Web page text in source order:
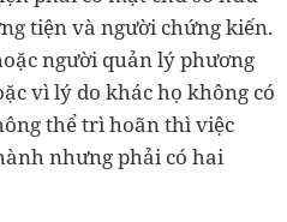
tiện và người chứng kiến.
người quản lý phương
vì lý do khác họ không có
thể trì hoãn thì việc
nhưng phải có hai